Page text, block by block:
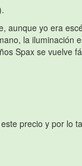
aunque yo era
la iluminación
Spax se vuelve
precio y por lo